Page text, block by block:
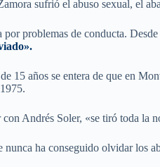
sufrió el abuso sexual, el
problemas de conducta.
15 años se entera de que en
Andrés Soler, «se tiró toda
ha conseguido olvidar los